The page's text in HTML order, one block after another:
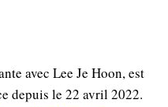
avec Lee Je Hoon, est
depuis le 22 avril 2022.